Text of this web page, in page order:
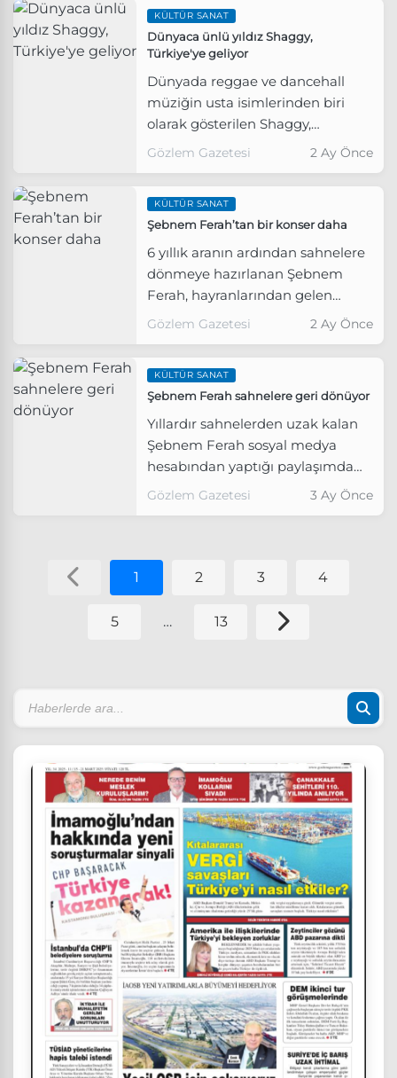
KÜLTÜR SANAT
Dünyaca ünlü yıldız Shaggy,
Türkiye'ye geliyor
Dünyada reggae ve dancehall
müziğin usta isimlerinden biri
olarak gösterilen Shaggy,
İstanbul'da müzikseverlerle
Gözlem Gazetesi 2 Ay Önce
KÜLTÜR SANAT
Şebnem Ferah’tan bir konser daha
6 yıllık aranın ardından sahnelere
dönmeye hazırlanan Şebnem
Ferah, hayranlarından gelen
yoğun talep üzerine ikinci
Gözlem Gazetesi 2 Ay Önce
KÜLTÜR SANAT
Şebnem Ferah sahnelere geri dönüyor
Yıllardır sahnelerden uzak kalan
Şebnem Ferah sosyal medya
hesabından yaptığı paylaşımda
hayranlarını heyecanlandırdı.
Gözlem Gazetesi 3 Ay Önce
1 2 3 4
5 … 13